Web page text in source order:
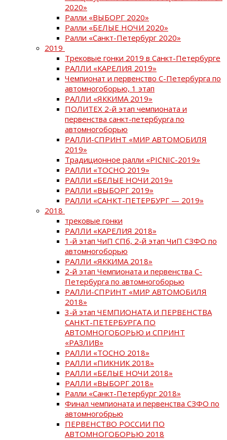
2020»
Ралли «ВЫБОРГ 2020»
Ралли «БЕЛЫЕ НОЧИ 2020»
Ралли «Санкт-Петербург 2020»
2019
Трековые гонки 2019 в Санкт-Петербурге
РАЛЛИ «КАРЕЛИЯ 2019»
Чемпионат и первенство С-Петербурга по
автомногоборью, 1 этап
РАЛЛИ «ЯККИМА 2019»
ПОЛИТЕХ 2-й этап чемпионата и
первенства санкт-петербурга по
автомногоборью
РАЛЛИ-СПРИНТ «МИР АВТОМОБИЛЯ
2019»
Традиционное ралли «PICNIC-2019»
РАЛЛИ «ТОСНО 2019»
РАЛЛИ «БЕЛЫЕ НОЧИ 2019»
РАЛЛИ «ВЫБОРГ 2019»
РАЛЛИ «САНКТ-ПЕТЕРБУРГ — 2019»
2018
трековые гонки
РАЛЛИ «КАРЕЛИЯ 2018»
1-й этап ЧиП СПб, 2-й этап ЧиП СЗФО по
автомногоборью
РАЛЛИ «ЯККИМА 2018»
2-й этап Чемпионата и первенства С-
Петербурга по автомногоборью
РАЛЛИ-СПРИНТ «МИР АВТОМОБИЛЯ
2018»
3-й этап ЧЕМПИОНАТА И ПЕРВЕНСТВА
САНКТ-ПЕТЕРБУРГА ПО
АВТОМНОГОБОРЬЮ и СПРИНТ
«РАЗЛИВ»
РАЛЛИ «ТОСНО 2018»
РАЛЛИ «ПИКНИК 2018»
РАЛЛИ «БЕЛЫЕ НОЧИ 2018»
РАЛЛИ «ВЫБОРГ 2018»
Ралли «Санкт-Петербург 2018»
Финал чемпионата и первенства СЗФО по
автомногобрью
ПЕРВЕНСТВО РОССИИ ПО
АВТОМНОГОБОРЬЮ 2018